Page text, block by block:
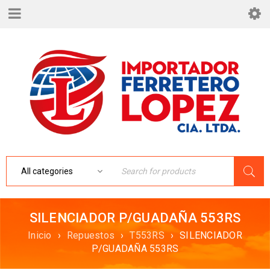
SILENCIADOR P/GUADAÑA 553RS
Inicio › Repuestos › T553RS › SILENCIADOR
P/GUADAÑA 553RS